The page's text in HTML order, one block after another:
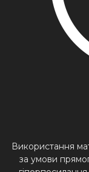
Використання
за умови